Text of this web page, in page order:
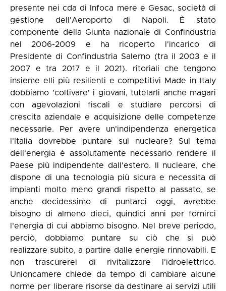
presente nei cda di Infoca mere e Gesac, società di
gestione dell'Aeroporto di Napoli. È stato
componente della Giunta nazionale di Confindustria
nel 2006-2009 e ha ricoperto l'incarico di
Presidente di Confindustria Salerno (tra il 2003 e il
2007 e tra 2017 e il 2021). ritoriali che tengono
insieme elli più resilienti e competitivi Made in Italy
dobbiamo 'coltivare' i giovani, tutelarli anche magari
con agevolazioni fiscali e studiare percorsi di
crescita aziendale e acquisizione delle competenze
necessarie. Per avere un'indipendenza energetica
l'Italia dovrebbe puntare sul nucleare? Sul tema
dell'energia è assolutamente necessario rendere il
Paese più indipendente dall'estero. Il nucleare, che
dispone di una tecnologia più sicura e necessita di
impianti molto meno grandi rispetto al passato, se
anche decidessimo di puntarci oggi, avrebbe
bisogno di almeno dieci, quindici anni per fornirci
l'energia di cui abbiamo bisogno. Nel breve periodo,
perciò, dobbiamo puntare su ciò che si può
realizzare subito, a partire dalle energie rinnovabili. E
non trascurerei di rivitalizzare l'idroelettrico.
Unioncamere chiede da tempo di cambiare alcune
norme per liberare risorse da destinare ai servizi utili